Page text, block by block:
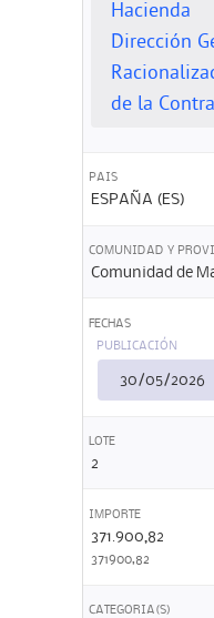
Hacienda
Dirección
de la
PAIS
ESPAÑA (ES)
COMUNIDAD Y
Comunidad de
FECHAS
PUBLICACIÓN
30/05/2026
LOTE
2
IMPORTE
371.900,82
371900,82
CATEGORIA(S)